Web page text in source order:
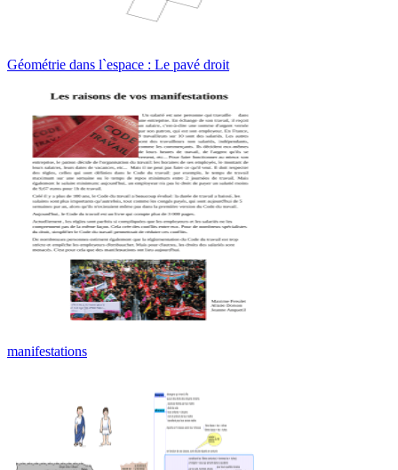
Géométrie dans l`espace : Le pavé droit
manifestations